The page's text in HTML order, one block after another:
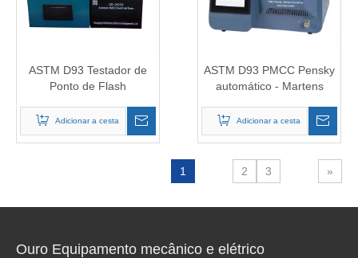
ASTM D93 Testador de
Ponto de Flash
Adicionar a cesta
ASTM D93 PMCC Pensky
automático - Martens
ponto de flash da xícara
Adicionar a cesta
1 2 3 »
Ouro Equipamento mecânico e elétrico